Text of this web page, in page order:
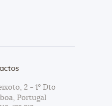
2 - 1º Dto
Portugal